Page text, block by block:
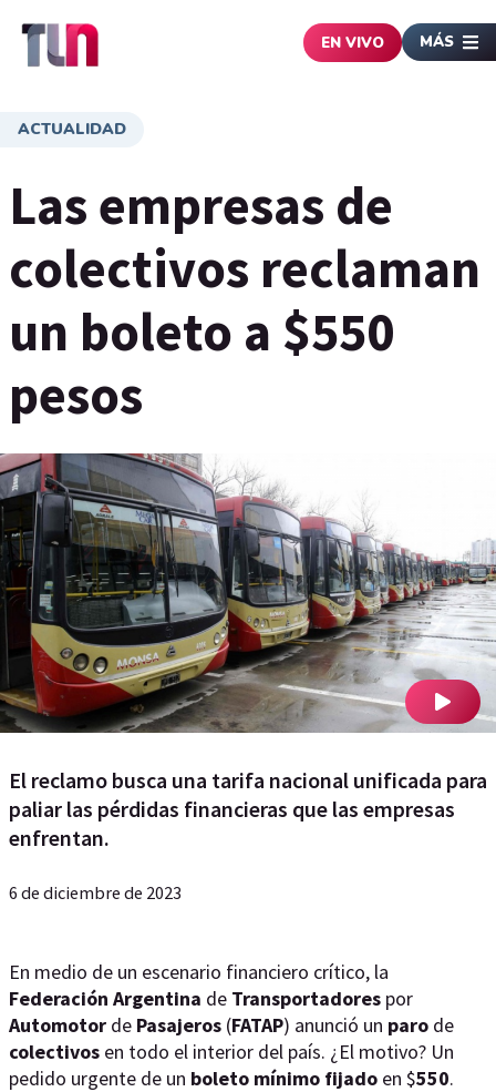
EN VIVO MÁS
ACTUALIDAD
Las empresas de
colectivos reclaman
un boleto a $550
pesos
El reclamo busca una tarifa nacional unificada para
paliar las pérdidas financieras que las empresas
enfrentan.
6 de diciembre de 2023
En medio de un escenario financiero crítico, la
Federación Argentina de Transportadores por
Automotor de Pasajeros (FATAP) anunció un paro de
colectivos en todo el interior del país. ¿El motivo? Un
pedido urgente de un boleto mínimo fijado en $550.